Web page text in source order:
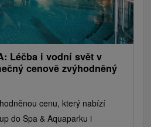
Léčba i vodní svět v
cenově zvýhodněný
cenu, který nabízí
do Spa & Aquaparku i